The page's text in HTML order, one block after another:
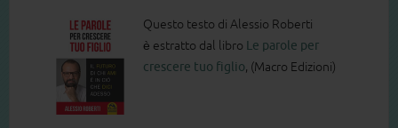
Questo testo di Alessio Roberti
è estratto dal libro Le parole per
crescere tuo figlio, (Macro Edizioni)